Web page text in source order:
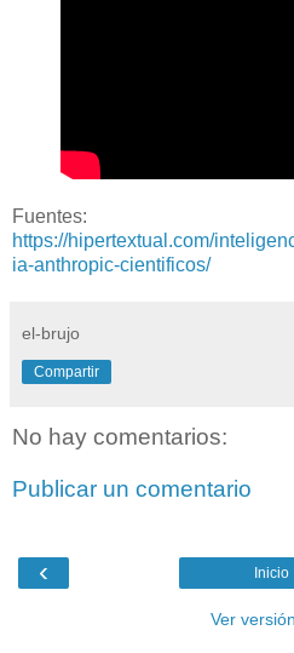
Fuentes:
https://hipertextual.com/
ia-anthropic-cientificos/
el-brujo
Compartir
No hay comentarios:
Publicar un comentario
‹ Inicio
Ver